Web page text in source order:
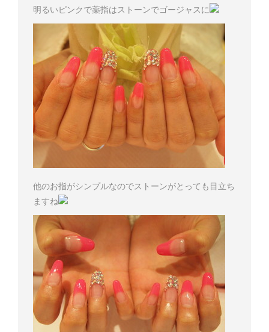
明るいピンクで薬指はストーンでゴージャスに
他のお指がシンプルなのでストーンがとっても目立ち
ますね